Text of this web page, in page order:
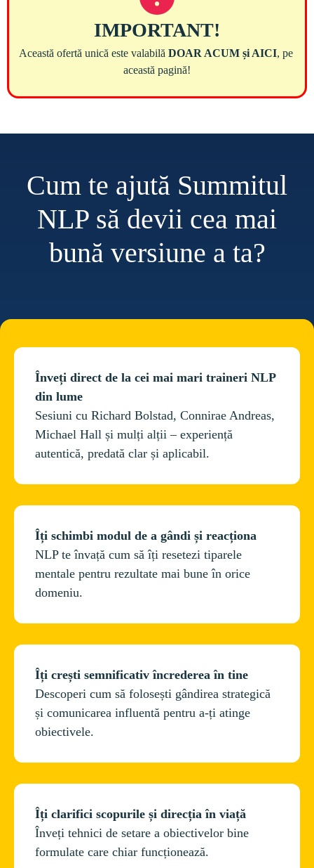
Această ofertă unică este valabilă DOAR ACUM și AICI, pe
Cum te ajută Summitul
NLP să devii cea mai
bună versiune a ta?
Înveți direct de la cei mai mari traineri NLP
Sesiuni cu Richard Bolstad, Connirae Andreas,
Michael Hall și mulți alții – experiență
autentică, predată clar și aplicabil.
NLP te învață cum să îți resetezi tiparele
mentale pentru rezultate mai bune în orice
Îți crești semnificativ încrederea în tine
Descoperi cum să folosești gândirea strategică
și comunicarea influentă pentru a-ți atinge
Îți clarifici scopurile și direcția în viață
Înveți tehnici de setare a obiectivelor bine